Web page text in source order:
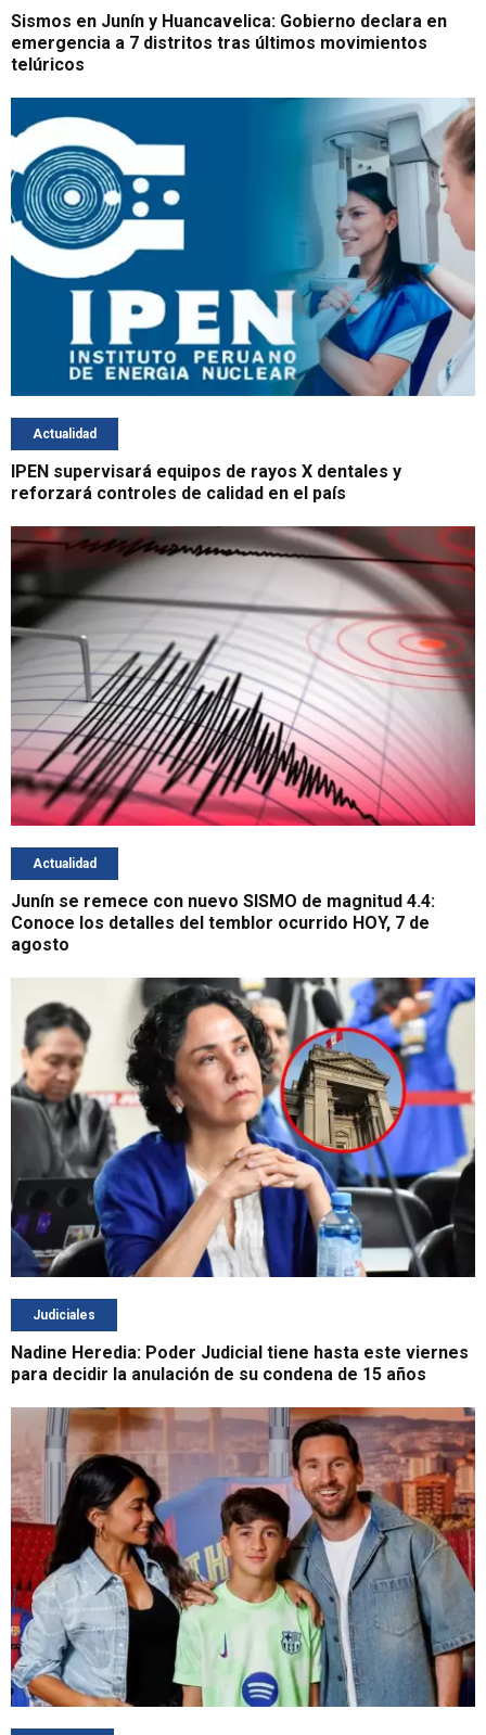
Sismos en Junín y Huancavelica: Gobierno declara en
emergencia a 7 distritos tras últimos movimientos
telúricos
Actualidad
IPEN supervisará equipos de rayos X dentales y
reforzará controles de calidad en el país
Actualidad
Junín se remece con nuevo SISMO de magnitud 4.4:
Conoce los detalles del temblor ocurrido HOY, 7 de
agosto
Judiciales
Nadine Heredia: Poder Judicial tiene hasta este viernes
para decidir la anulación de su condena de 15 años